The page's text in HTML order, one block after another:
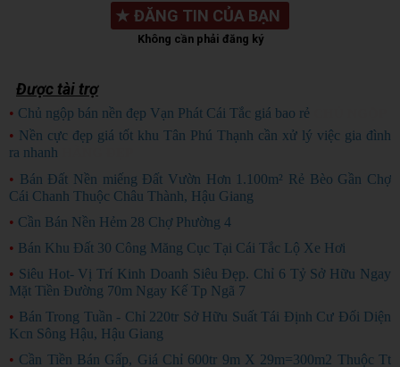
★ ĐĂNG TIN CỦA BẠN
Không cần phải đăng ký
Được tài trợ
• Chủ ngộp bán nền đẹp Vạn Phát Cái Tắc giá bao rẻ
• Nền cực đẹp giá tốt khu Tân Phú Thạnh cần xử lý việc gia đình
ra nhanh
• Bán Đất Nền miếng Đất Vườn Hơn 1.100m² Rẻ Bèo Gần Chợ
Cái Chanh Thuộc Châu Thành, Hậu Giang
• Cần Bán Nền Hẻm 28 Chợ Phường 4
• Bán Khu Đất 30 Công Măng Cục Tại Cái Tắc Lộ Xe Hơi
• Siêu Hot- Vị Trí Kinh Doanh Siêu Đẹp. Chỉ 6 Tỷ Sở Hữu Ngay
Mặt Tiền Đường 70m Ngay Kế Tp Ngã 7
• Bán Trong Tuần - Chỉ 220tr Sở Hữu Suất Tái Định Cư Đối Diện
Kcn Sông Hậu, Hậu Giang
• Cần Tiền Bán Gấp, Giá Chỉ 600tr 9m X 29m=300m2 Thuộc Tt